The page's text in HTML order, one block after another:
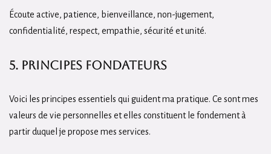
Écoute active, patience, bienveillance, non-jugement,
confidentialité, respect, empathie, sécurité et unité.
5. Principes fondateurs
Voici les principes essentiels qui guident ma pratique. Ce sont mes
valeurs de vie personnelles et elles constituent le fondement à
partir duquel je propose mes services.